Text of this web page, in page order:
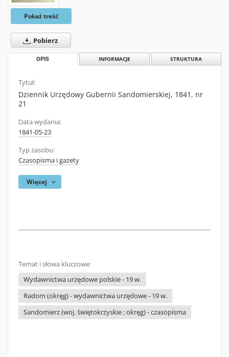
Pokaż treść
Pobierz
OPIS INFORMACJE STRUKTURA
Tytuł:
Dziennik Urzędowy Gubernii Sandomierskiej, 1841, nr
21
Data wydania:
1841-05-23
Typ zasobu:
Czasopisma i gazety
Więcej
Temat i słowa kluczowe:
Wydawnictwa urzędowe polskie - 19 w.
Radom (okręg) - wydawnictwa urzędowe - 19 w.
Sandomierz (woj. świętokrzyskie ; okręg) - czasopisma